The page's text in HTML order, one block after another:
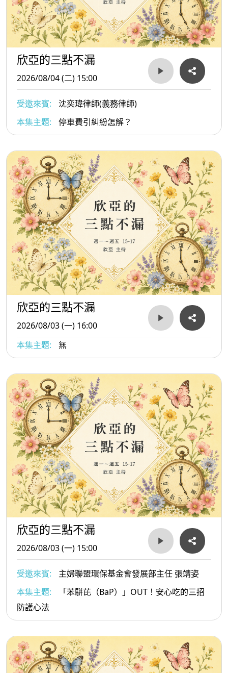
欣亞的三點不漏
2026/08/04 (二) 15:00
受邀來賓:
沈奕瑋律師(義務律師)
本集主題:
停車費引糾紛怎解？
欣亞的三點不漏
2026/08/03 (一) 16:00
本集主題:
無
欣亞的三點不漏
2026/08/03 (一) 15:00
受邀來賓:
主婦聯盟環保基金會發展部主任 張靖姿
本集主題:
「苯駢芘（BaP）」OUT！安心吃的三招
防護心法